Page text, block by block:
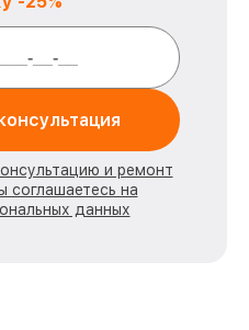
и ремонт
соглашаетесь на
данных